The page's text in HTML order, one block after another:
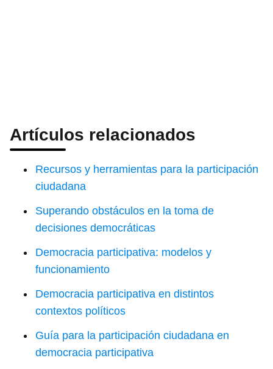
Artículos relacionados
Recursos y herramientas para la participación
ciudadana
Superando obstáculos en la toma de
decisiones democráticas
Democracia participativa: modelos y
funcionamiento
Democracia participativa en distintos
contextos políticos
Guía para la participación ciudadana en
democracia participativa